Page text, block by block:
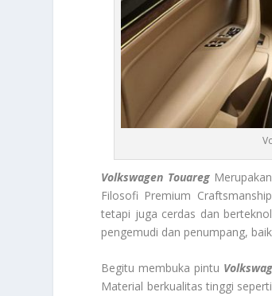
Volkswagen Touareg
Filosofi Premium
tetapi juga cerdas dan
pengemudi dan penumpang,
Begitu membuka pintu
Material berkualitas tinggi